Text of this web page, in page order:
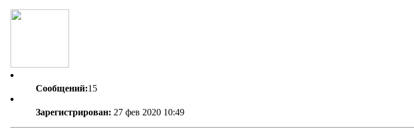
Сообщений:15
Зарегистрирован: 27 фев 2020 10:49